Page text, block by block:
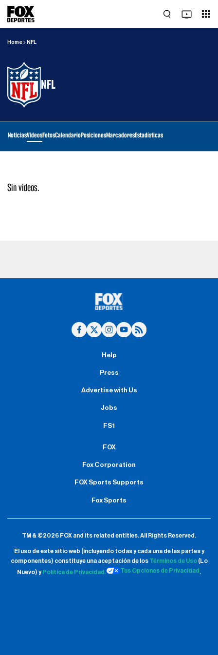
Home NFL
NFL
NoticiasVideosFotosCalendarioPosicionesMarcadoresEstadísticas
Sin videos.
Help
Press
Advertise with Us
Jobs
FS1
FOX
Fox Corporation
FOX Sports Supports
Fox Sports
TM & ©2026 FOX and its related entities.All Rights Reserved.
El uso de este sitio web (incluyendo todas y cada una de las partes y
componentes) constituye una aceptación de los Términos de Uso(Lo
Nuevo) y Política de Privacidad. Tus Opciones de Privacidad .